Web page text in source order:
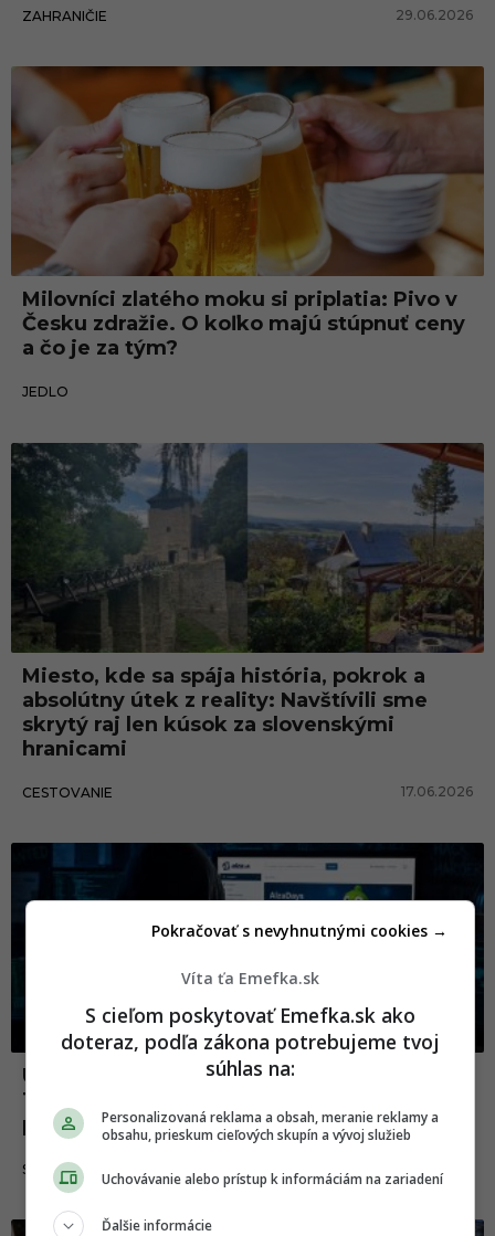
ZAHRANIČIE 29.06.2026
Milovníci zlatého moku si priplatia: Pivo v
Česku zdražie. O koľko majú stúpnuť ceny
a čo je za tým?
JEDLO
Jedlo
Miesto, kde sa spája história, pokrok a
absolútny útek z reality: Navštívili sme
skrytý raj len kúsok za slovenskými
hranicami
CESTOVANIE 17.06.2026
Údajný únik dát z Alzy vyvolal paniku.
Takmer pol milióna záznamov je vraj na
predaj
SLOVENSKO
Víta ťa Emefka.sk
S cieľom poskytovať Emefka.sk ako
doteraz, podľa zákona potrebujeme tvoj
súhlas na:
Personalizovaná reklama a obsah, meranie reklamy a
obsahu, prieskum cieľových skupín a vývoj služieb
Uchovávanie alebo prístup k informáciám na zariadení
Ďalšie informácie
Pokračovať s nevyhnutnými cookies →